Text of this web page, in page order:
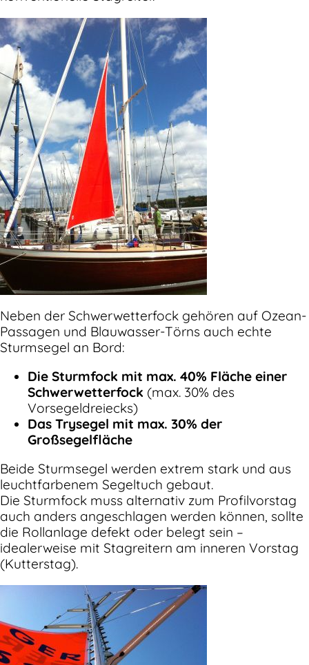
Neben der Schwerwetterfock gehören auf Ozean-
Passagen und Blauwasser-Törns auch echte
Sturmsegel an Bord:
Die Sturmfock mit max. 40% Fläche einer
Schwerwetterfock (max. 30% des
Vorsegeldreiecks)
Das Trysegel mit max. 30% der
Großsegelfläche
Beide Sturmsegel werden extrem stark und aus
leuchtfarbenem Segeltuch gebaut.
Die Sturmfock muss alternativ zum Profilvorstag
auch anders angeschlagen werden können, sollte
die Rollanlage defekt oder belegt sein –
idealerweise mit Stagreitern am inneren Vorstag
(Kutterstag).